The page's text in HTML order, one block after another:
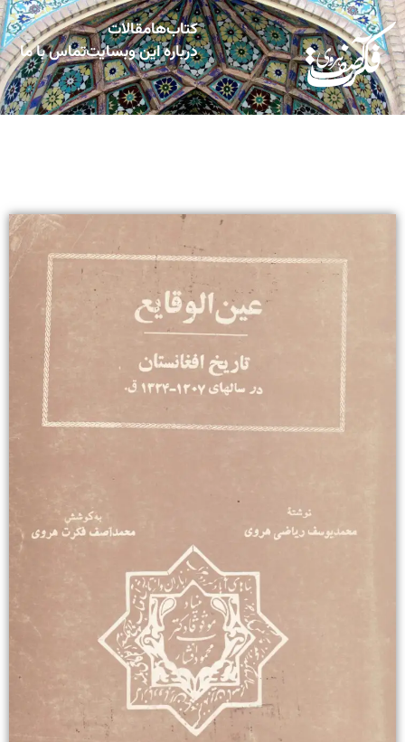
کتاب‌هامقالات
درباره این وبسایتتماس با ما